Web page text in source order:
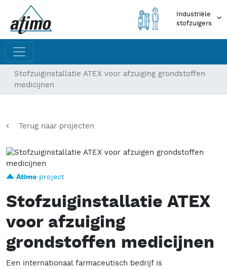
Industriële
stofzuigers
Stofzuiginstallatie ATEX voor afzuiging grondstoffen
medicijnen
Terug naar projecten
Atimo project
Stofzuiginstallatie ATEX
voor afzuiging
grondstoffen medicijnen
Een internationaal farmaceutisch bedrijf is